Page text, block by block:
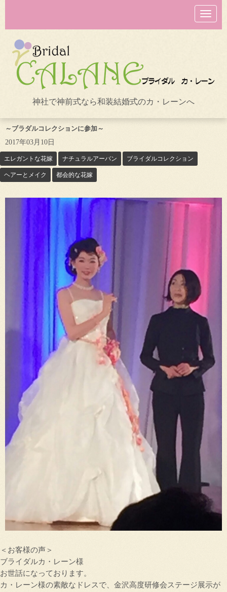
N
a
v
o
n
神社で神前式なら和装結婚式のカ・レーンへ
～ブラダルコレクションに参加～
2017年03月10日
エレガントな花嫁 ナチュラルアーバン ブライダルコレクション
ヘアーとメイク 都会的な花嫁
＜お客様の声＞
ブライダルカ・レーン様
お世話になっております。
カ・レーン様の素敵なドレスで、金沢高度研修会ステージ展示が